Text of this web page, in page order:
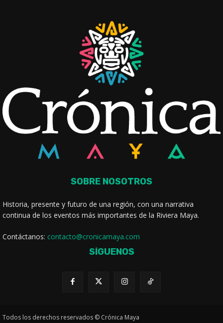
SOBRE NOSOTROS
Historia, presente y futuro de una región, con una narrativa
continua de los eventos más importantes de la Riviera Maya.
Contáctanos: contacto@cronicamaya.com
SÍGUENOS
Todos los derechos reservados © Crónica Maya